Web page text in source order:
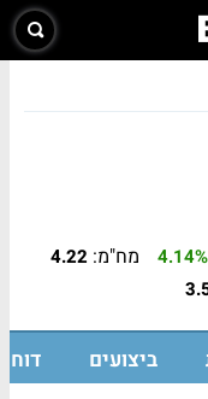
4.14% מח"מ: 4.22
ביצועים